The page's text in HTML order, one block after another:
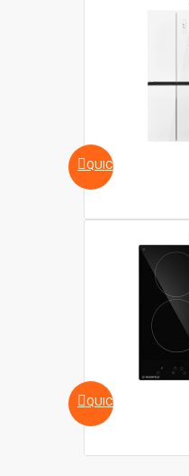
QUICKVIEW
QUICKVIEW